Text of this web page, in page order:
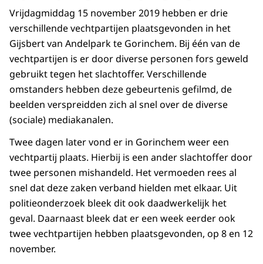
Vrijdagmiddag 15 november 2019 hebben er drie
verschillende vechtpartijen plaatsgevonden in het
Gijsbert van Andelpark te Gorinchem. Bij één van de
vechtpartijen is er door diverse personen fors geweld
gebruikt tegen het slachtoffer. Verschillende
omstanders hebben deze gebeurtenis gefilmd, de
beelden verspreidden zich al snel over de diverse
(sociale) mediakanalen.
Twee dagen later vond er in Gorinchem weer een
vechtpartij plaats. Hierbij is een ander slachtoffer door
twee personen mishandeld. Het vermoeden rees al
snel dat deze zaken verband hielden met elkaar. Uit
politieonderzoek bleek dit ook daadwerkelijk het
geval. Daarnaast bleek dat er een week eerder ook
twee vechtpartijen hebben plaatsgevonden, op 8 en 12
november.